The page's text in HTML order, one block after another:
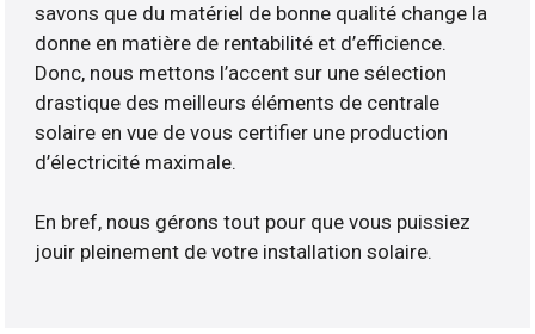
savons que du matériel de bonne qualité change la
donne en matière de rentabilité et d’efficience.
Donc, nous mettons l’accent sur une sélection
drastique des meilleurs éléments de centrale
solaire en vue de vous certifier une production
d’électricité maximale.
En bref, nous gérons tout pour que vous puissiez
jouir pleinement de votre installation solaire.